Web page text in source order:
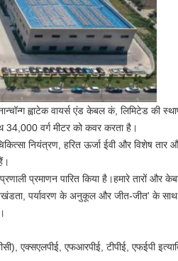
ह्वाटेक वायर्स एंड केबल कं, लिमिटेड की
34,000 वर्ग मीटर को कवर करता है।
नियंत्रण, हरित ऊर्जा ईवी और विशेष तार
प्रमाणन पारित किया है।हमारे तारों और
पर्यावरण के अनुकूल और जीत-जीत' के
एक्सएलपीई, एफआरपीई, टीपीई, एफईपी